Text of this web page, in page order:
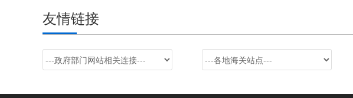
友情链接